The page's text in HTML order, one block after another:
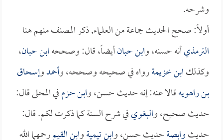
وشرحه.
أولاً: صحح الحديث جماعة من العلماء, ذكر المصنف منهم هنا
الترمذيأنه حسنه، وابن حبانأيضاً، قال: وصححهابن حبان،
وكذلكابن خزيمةرواه في صحيحه وصححه، وأحمدوإسحاق
بن راهويهقالا عنه: إنه حديث حسن، وابن حزمفي المحلى قال:
حديث صحيح، والبغويفي شرح السنة كما ذكرت لكم. قال:
حديثوابصةحديث حسن، وابن تيميةوابن القيمرحمهما الله